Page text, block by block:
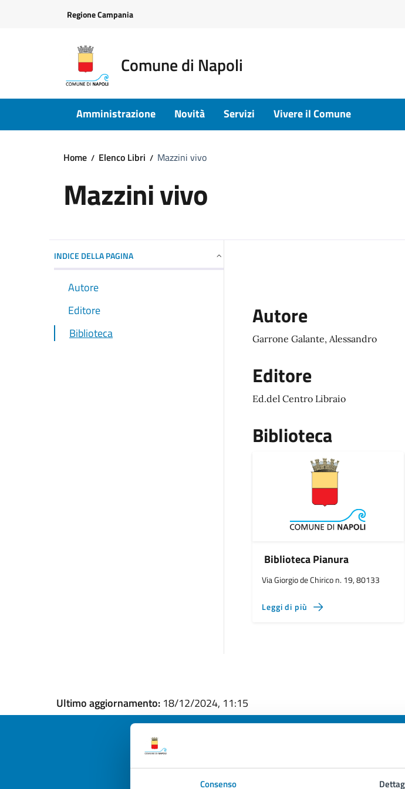
Consenso
Regione Campania
Comune di Napoli
Amministrazione Novità Servizi Vivere il Comune
Home Elenco Libri Mazzini vivo
Mazzini vivo
INDICE DELLA PAGINA
Autore
Editore
Biblioteca
Autore
Garrone Galante, Alessandro
Editore
Ed.del Centro Libraio
Biblioteca
Biblioteca Pianura
Via Giorgio de Chirico n. 19, 80133
Leggi di più
Ultimo aggiornamento: 18/12/2024, 11:15